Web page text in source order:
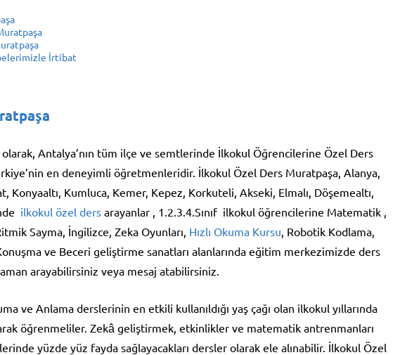
İrtibat
Antalya’nın tüm ilçe ve semtlerinde İlkokul Öğrencilerine Özel Ders
en deneyimli öğretmenleridir. İlkokul Özel Ders Muratpaşa, Alanya,
Konyaaltı, Kumluca, Kemer, Kepez, Korkuteli, Akseki, Elmalı, Döşemealtı,
ilkokul özel ders arayanlar , 1.2.3.4.Sınıf ilkokul öğrencilerine Matematik ,
Sayma, İngilizce, Zeka Oyunları, Hızlı Okuma Kursu , Robotik Kodlama,
ve Beceri geliştirme sanatları alanlarında eğitim merkezimizde ders
arayabilirsiniz veya mesaj atabilirsiniz.
ve Anlama derslerinin en etkili kullanıldığı yaş çağı olan ilkokul yıllarında
öğrenmeliler. Zekâ geliştirmek, etkinlikler ve matematik antrenmanları
yüzde yüz fayda sağlayacakları dersler olarak ele alınabilir. İlkokul Özel